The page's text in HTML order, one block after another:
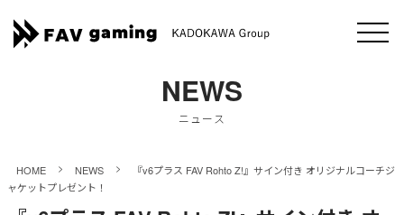
NEWS
ニュース
HOME > NEWS >
『v6プラス FAV Rohto Z!』サイン付き オリジナルコーチジ
ャケットプレゼント！